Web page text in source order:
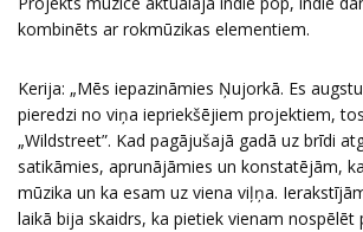
kombinēts ar rokmūzikas elementiem.
Kerija: „Mēs iepazināmies Ņujorkā. Es
pieredzi no viņa iepriekšējiem projektiem,
„Wildstreet”. Kad pagājušajā gadā uz brīdi
satikāmies, aprunājāmies un konstatējām,
mūzika un ka esam uz viena viļņa.
laikā bija skaidrs, ka pietiek vienam nospēlēt